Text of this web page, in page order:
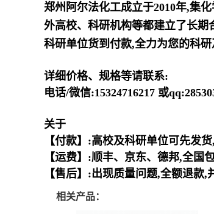
郑州阿尔法化工成立于2010年,集
外高校、科研机构等都建立了长
科研单位货到付款,全力为您的科
详细价格、规格等请联系:
电话/微信:15324716217 或
关于
【付款】:高校及科研单位可先发
【运费】:顺丰、京东、德邦,全国
【售后】:出现质量问题,全额退款,
相关产品：